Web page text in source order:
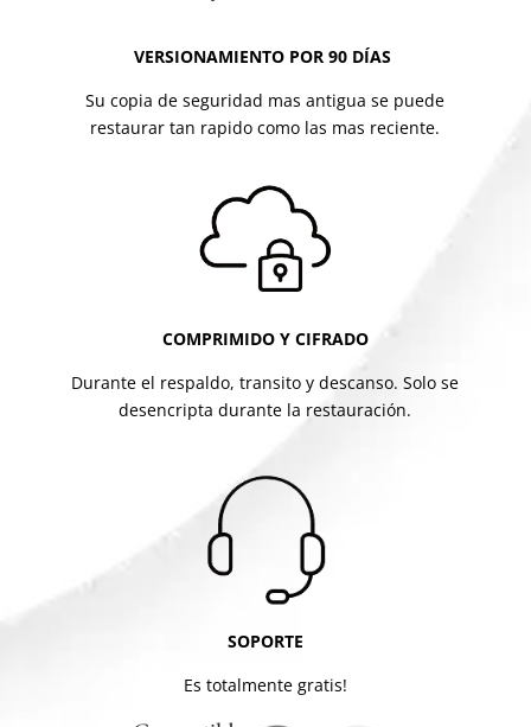
VERSIONAMIENTO POR 90 DÍAS
Su copia de seguridad mas antigua se puede
restaurar tan rapido como las mas reciente.
COMPRIMIDO Y CIFRADO
Durante el respaldo, transito y descanso. Solo se
desencripta durante la restauración.
SOPORTE
Es totalmente gratis!